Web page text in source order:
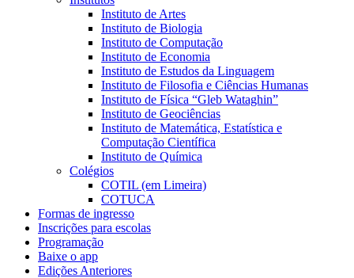
Instituto de Artes
Instituto de Biologia
Instituto de Computação
Instituto de Economia
Instituto de Estudos da Linguagem
Instituto de Filosofia e Ciências Humanas
Instituto de Física “Gleb Wataghin”
Instituto de Geociências
Instituto de Matemática, Estatística e
Computação Científica
Instituto de Química
Colégios
COTIL (em Limeira)
COTUCA
Formas de ingresso
Inscrições para escolas
Programação
Baixe o app
Edições Anteriores